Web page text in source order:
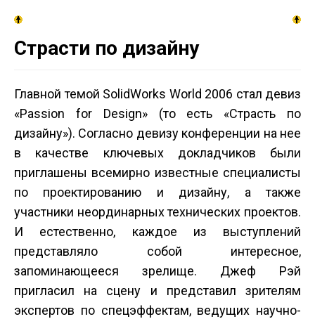
Страсти по дизайну
Главной темой SolidWorks World 2006 стал девиз
«Passion for Design» (то есть «Страсть по
дизайну»). Согласно девизу конференции на нее
в качестве ключевых докладчиков были
приглашены всемирно известные специалисты
по проектированию и дизайну, а также
участники неординарных технических проектов.
И естественно, каждое из выступлений
представляло собой интересное,
запоминающееся зрелище. Джеф Рэй
пригласил на сцену и представил зрителям
экспертов по спецэффектам, ведущих научно-